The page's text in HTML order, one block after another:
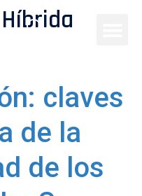
claves
de la
de los